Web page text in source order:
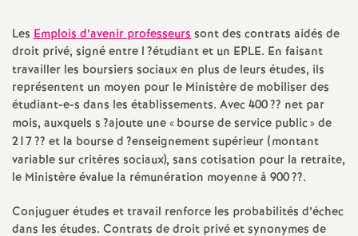
N
a
t
i
o
n
Les Emplois d’avenir professeurssont des contrats aidés de
droit privé, signé entre l?étudiant et un EPLE. En faisant
travailler les boursiers sociaux en plus de leurs études, ils
représentent un moyen pour le Ministère de mobiliser des
étudiant-e-s dans les établissements. Avec 400?? net par
mois, auxquels s?ajoute une «bourse de service public» de
217?? et la bourse d?enseignement supérieur (montant
variable sur critères sociaux), sans cotisation pour la retraite,
le Ministère évalue la rémunération moyenne à 900??.
Conjuguer études et travail renforce les probabilités d’échec
dans les études. Contrats de droit privé et synonymes de